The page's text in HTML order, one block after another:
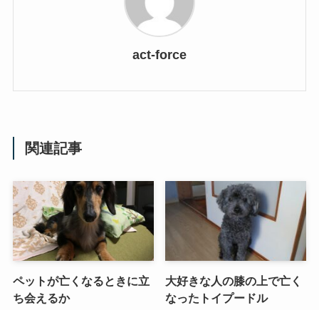
act-force
関連記事
ペットが亡くなるときに立
ち会えるか
大好きな人の膝の上で亡く
なったトイプードル